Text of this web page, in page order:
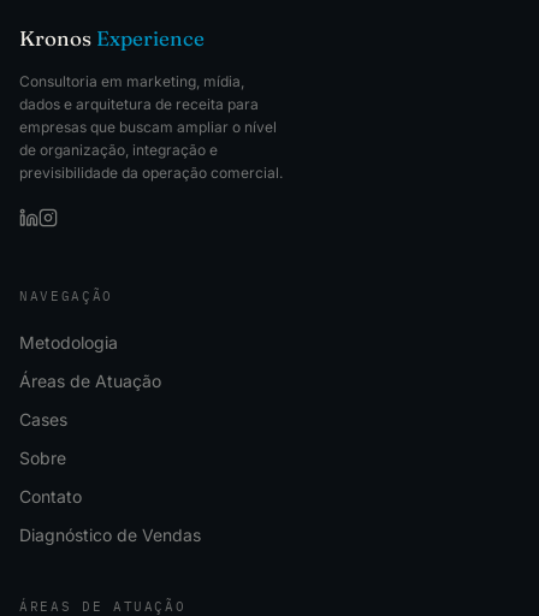
Kronos Experience
Consultoria em marketing, mídia,
dados e arquitetura de receita para
empresas que buscam ampliar o nível
de organização, integração e
previsibilidade da operação comercial.
NAVEGAÇÃO
Metodologia
Áreas de Atuação
Cases
Sobre
Contato
Diagnóstico de Vendas
ÁREAS DE ATUAÇÃO